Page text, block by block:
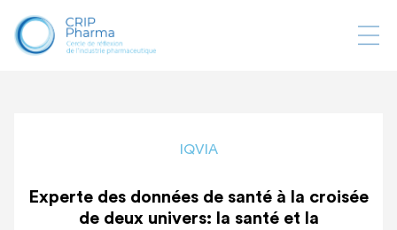
IQVIA
Experte des données de santé à la croisée
de deux univers: la santé et la